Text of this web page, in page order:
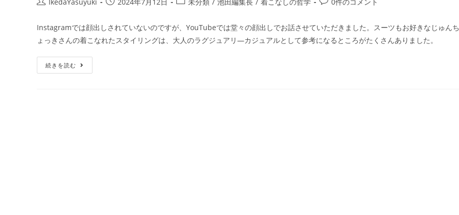
Instagramでは顔出しされていないのですが、YouTubeでは堂々の顔出しでお話させていただきました。スーツもお好きなじゅんち
ょっきさんの着こなれたスタイリングは、大人のラグジュアリ―カジュアルとして参考になるところがたくさんありました。
続きを読む